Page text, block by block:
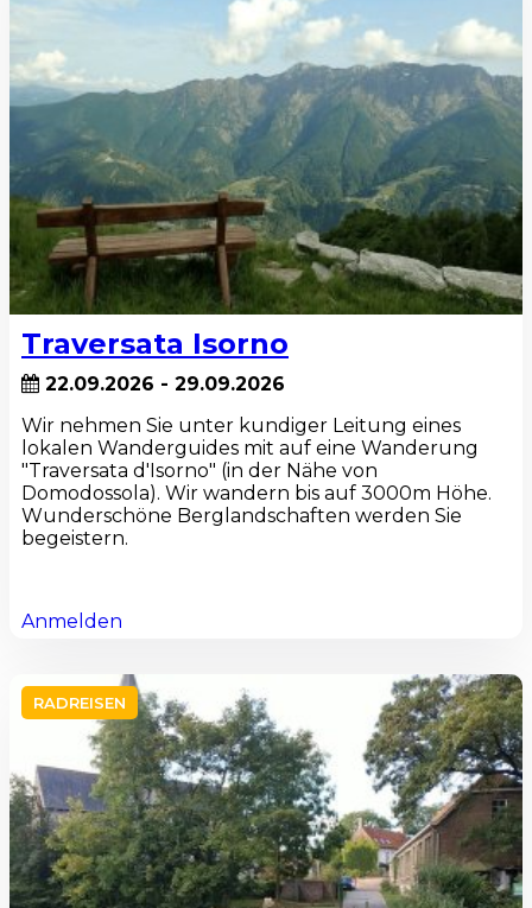
Traversata Isorno
22.09.2026 - 29.09.2026
Wir nehmen Sie unter kundiger Leitung eines
lokalen Wanderguides mit auf eine Wanderung
"Traversata d'Isorno" (in der Nähe von
Domodossola). Wir wandern bis auf 3000m Höhe.
Wunderschöne Berglandschaften werden Sie
begeistern.
Anmelden
RADREISEN